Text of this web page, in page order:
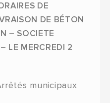
DE
DE BÉTON
– SOCIETE
LE MERCREDI 2
municipaux